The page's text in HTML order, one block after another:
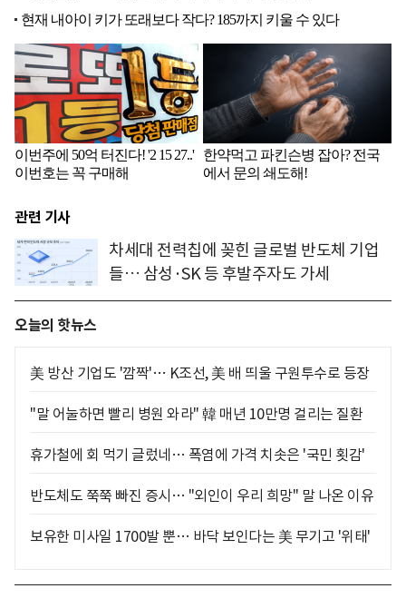
관련 기사
차세대 전력칩에 꽂힌 글로벌 반도체 기업
들… 삼성·SK 등 후발주자도 가세
오늘의 핫뉴스
美 방산 기업도 '깜짝'… K조선, 美 배 띄울 구원투수로 등장
"말 어눌하면 빨리 병원 와라" 韓 매년 10만명 걸리는 질환
휴가철에 회 먹기 글렀네… 폭염에 가격 치솟은 '국민 횟감'
반도체도 쭉쭉 빠진 증시… "외인이 우리 희망" 말 나온 이유
보유한 미사일 1700발 뿐… 바닥 보인다는 美 무기고 '위태'